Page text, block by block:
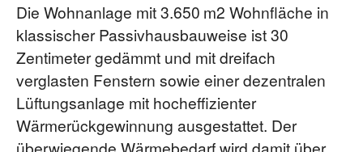
Die Wohnanlage mit 3.650 m2 Wohnfläche in
klassischer Passivhausbauweise ist 30
Zentimeter gedämmt und mit dreifach
verglasten Fenstern sowie einer dezentralen
Lüftungsanlage mit hocheffizienter
Wärmerückgewinnung ausgestattet. Der